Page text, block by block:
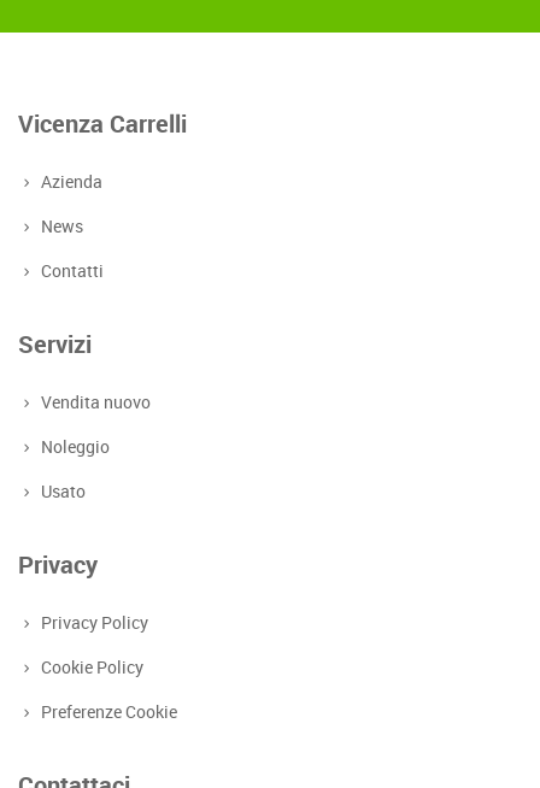
Vicenza Carrelli
Azienda
News
Contatti
Servizi
Vendita nuovo
Noleggio
Usato
Privacy
Privacy Policy
Cookie Policy
Preferenze Cookie